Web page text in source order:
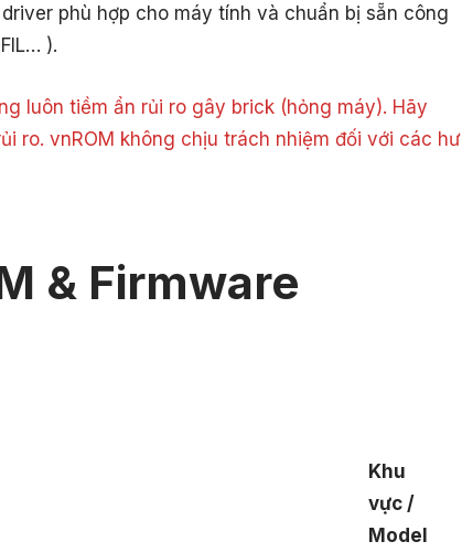
phù hợp cho máy tính và chuẩn bị sẵn công
).
luôn tiềm ẩn rủi ro gây brick (hỏng máy). Hãy
ro. vnROM không chịu trách nhiệm đối với các hư
& Firmware
Khu
vực /
Model